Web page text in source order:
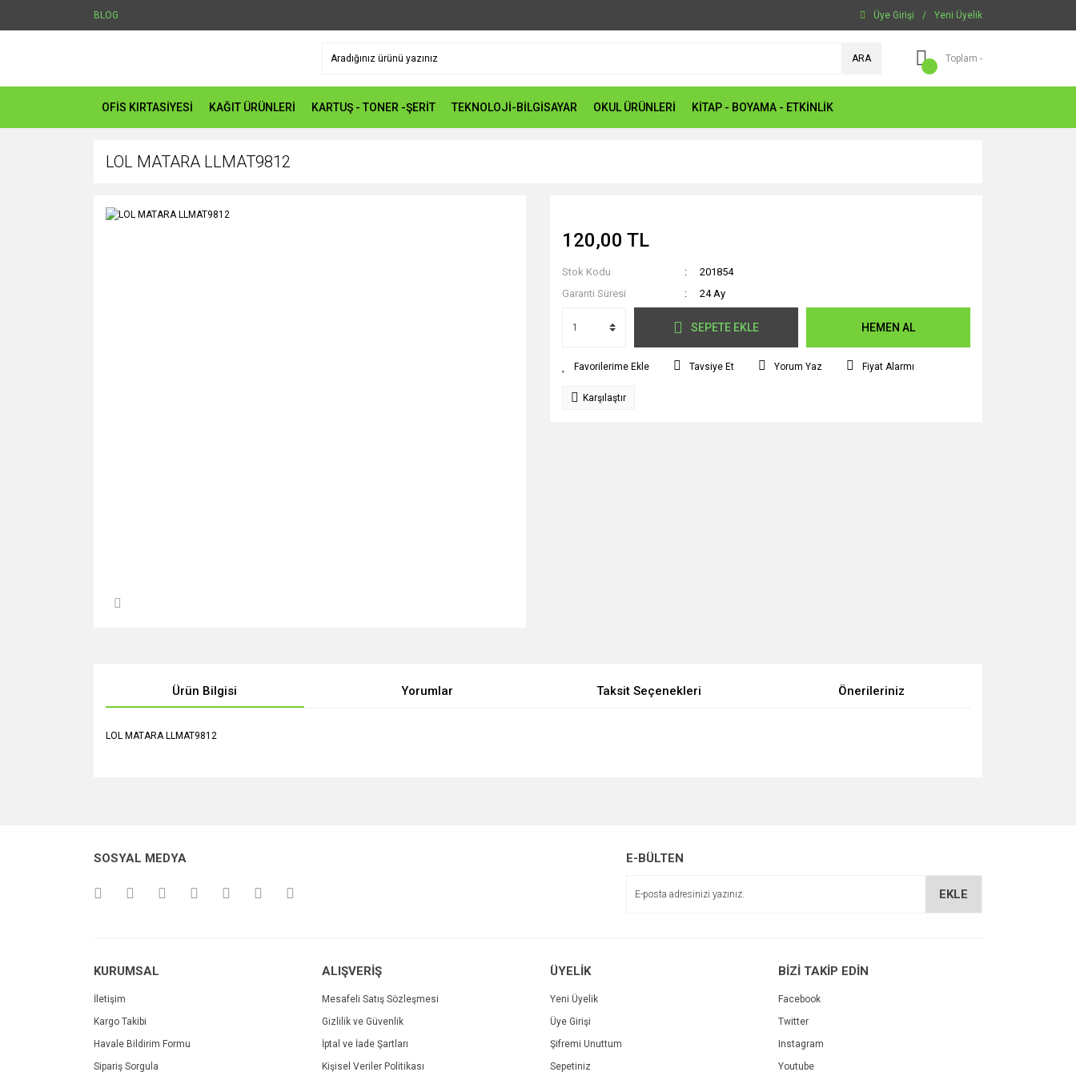
BLOG Üye Girişi / Yeni Üyelik
ARA Toplam -
OFİS KIRTASİYESİ KAĞIT ÜRÜNLERİ KARTUŞ - TONER -ŞERİT TEKNOLOJİ-BİLGİSAYAR OKUL ÜRÜNLERİ KİTAP - BOYAMA - ETKİNLİK
LOL MATARA LLMAT9812
120,00 TL
Stok Kodu
201854
Garanti Süresi
24 Ay
SEPETE EKLE HEMEN AL
Tavsiye Et Yorum Yaz Fiyat Alarmı
Karşılaştır
Ürün Bilgisi Yorumlar Taksit Seçenekleri Önerileriniz
LOL MATARA LLMAT9812
Ürün açıklamasında eksik bilgiler bulunuyor.
SOSYAL MEDYA E-BÜLTEN
EKLE
KURUMSAL
İletişim
Kargo Takibi
Havale Bildirim Formu
Sipariş Sorgula
ALIŞVERİŞ
Mesafeli Satış Sözleşmesi
Gizlilik ve Güvenlik
İptal ve İade Şartları
Kişisel Veriler Politikası
ÜYELİK
Yeni Üyelik
Üye Girişi
Şifremi Unuttum
Sepetiniz
BİZİ TAKİP EDİN
Facebook
Twitter
Instagram
Youtube